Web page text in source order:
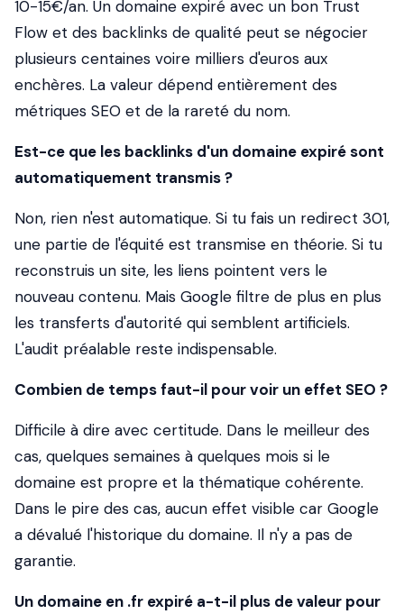
10-15€/an. Un domaine expiré avec un bon Trust
Flow et des backlinks de qualité peut se négocier
plusieurs centaines voire milliers d'euros aux
enchères. La valeur dépend entièrement des
métriques SEO et de la rareté du nom.
Est-ce que les backlinks d'un domaine expiré sont
automatiquement transmis ?
Non, rien n'est automatique. Si tu fais un redirect 301,
une partie de l'équité est transmise en théorie. Si tu
reconstruis un site, les liens pointent vers le
nouveau contenu. Mais Google filtre de plus en plus
les transferts d'autorité qui semblent artificiels.
L'audit préalable reste indispensable.
Combien de temps faut-il pour voir un effet SEO ?
Difficile à dire avec certitude. Dans le meilleur des
cas, quelques semaines à quelques mois si le
domaine est propre et la thématique cohérente.
Dans le pire des cas, aucun effet visible car Google
a dévalué l'historique du domaine. Il n'y a pas de
garantie.
Un domaine en .fr expiré a-t-il plus de valeur pour